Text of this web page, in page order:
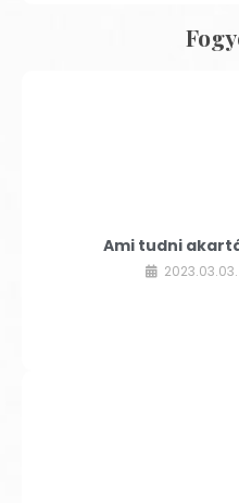
Ami tudni
2023.03.03.